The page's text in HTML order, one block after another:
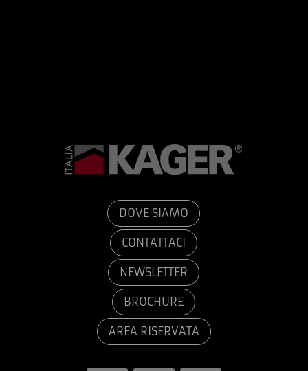
DOVE SIAMO
CONTATTACI
NEWSLETTER
BROCHURE
AREA RISERVATA